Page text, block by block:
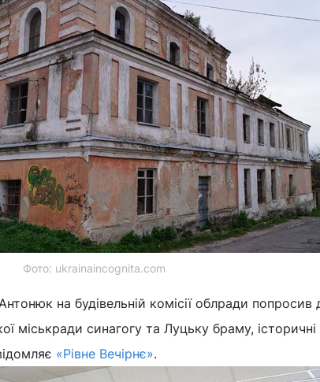
Фото: ukrainaincognita.com
на будівельній комісії облради попросив
міськради синагогу та Луцьку браму, історичні
«Рівне Вечірнє».